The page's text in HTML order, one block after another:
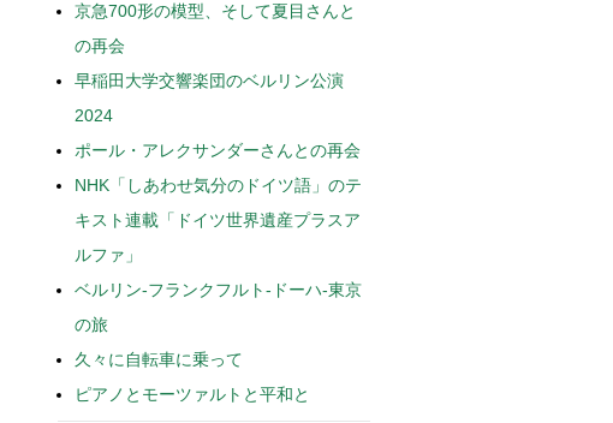
京急700形の模型、そして夏目さんと
の再会
早稲田大学交響楽団のベルリン公演
2024
ポール・アレクサンダーさんとの再会
NHK「しあわせ気分のドイツ語」のテ
キスト連載「ドイツ世界遺産プラスア
ルファ」
ベルリン-フランクフルト-ドーハ-東京
の旅
久々に自転車に乗って
ピアノとモーツァルトと平和と